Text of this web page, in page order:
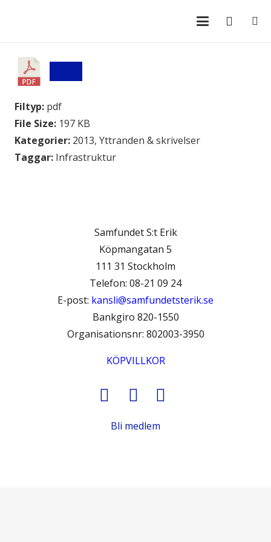
Filtyp: pdf
File Size: 197 KB
Kategorier: 2013, Yttranden & skrivelser
Taggar: Infrastruktur
Samfundet S:t Erik
Köpmangatan 5
111 31 Stockholm
Telefon: 08-21 09 24
E-post: kansli@samfundetsterik.se
Bankgiro 820-1550
Organisationsnr: 802003-3950
KÖPVILLKOR
Bli medlem